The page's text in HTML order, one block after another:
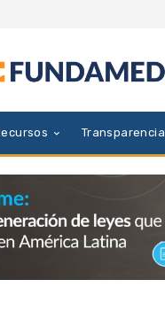
Transparencia